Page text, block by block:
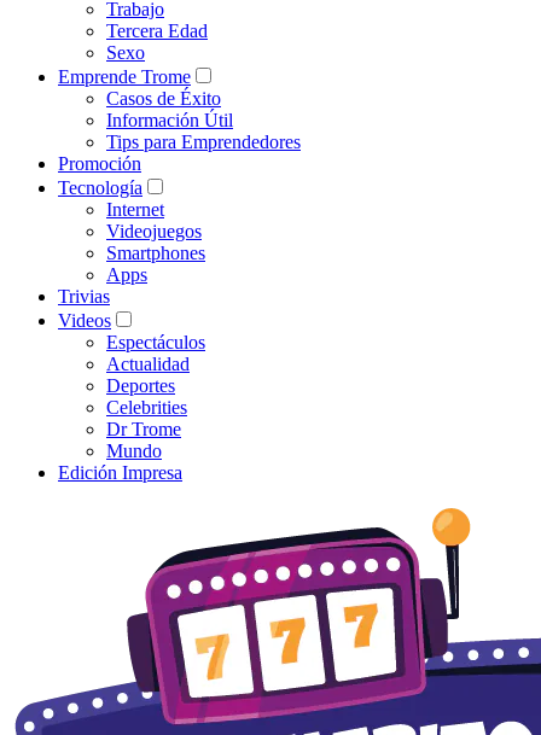
Trabajo
Tercera Edad
Sexo
Emprende Trome
Casos de Éxito
Información Útil
Tips para Emprendedores
Promoción
Tecnología
Internet
Videojuegos
Smartphones
Apps
Trivias
Videos
Espectáculos
Actualidad
Deportes
Celebrities
Dr Trome
Mundo
Edición Impresa